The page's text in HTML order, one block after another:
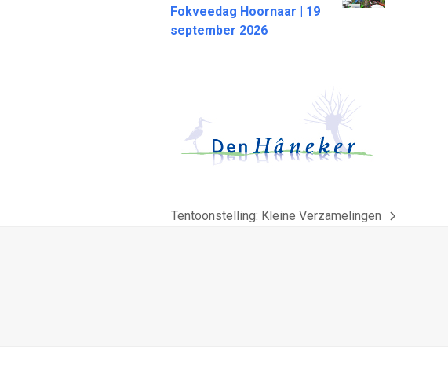
Fokveedag Hoornaar | 19
september 2026
next
Tentoonstelling: Kleine Verzamelingen